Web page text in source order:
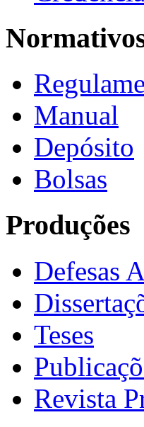
Manual
Depósito
Bolsas
Produções
Defesas
Teses
Revista